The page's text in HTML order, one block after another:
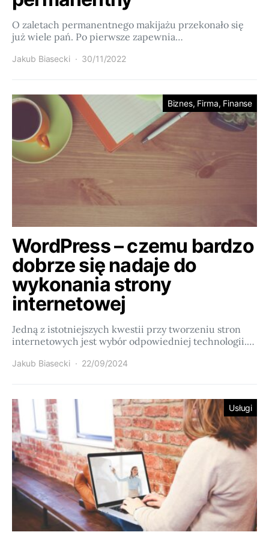
O zaletach permanentnego makijażu przekonało się
już wiele pań. Po pierwsze zapewnia…
Jakub Biasecki 30/11/2022
Biznes, Firma, Finanse
WordPress – czemu bardzo
dobrze się nadaje do
wykonania strony
internetowej
Jedną z istotniejszych kwestii przy tworzeniu stron
internetowych jest wybór odpowiedniej technologii.…
Jakub Biasecki 22/09/2024
Usługi